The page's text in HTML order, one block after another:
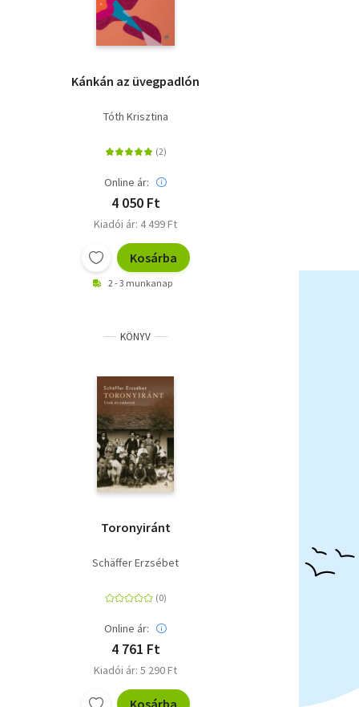
Kánkán az üvegpadlón
Tóth Krisztina
Online ár:
4 050 Ft
Kiadói ár: 4 499 Ft
Kosárba
2 - 3 munkanap
KÖNYV
Toronyiránt
Schäffer Erzsébet
Online ár:
4 761 Ft
Kiadói ár: 5 290 Ft
Kosárba